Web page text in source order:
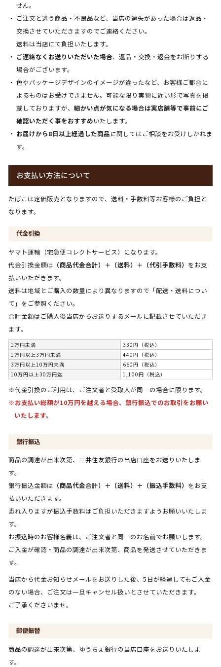
せん。
ご注文と違う商品・不良品など、当店の過失があった場合は返品・
交換させていただきますのでご連絡ください。
送料は当店にて負担いたします。
ご連絡なくお送りいただいた場合、返品・交換・返金をお断りする
場合がございます。
色やパッケージデザインのイメージが違ったなど、お客様ご都合に
よるものはお受けできません。可能な限り実物に近い形で写真を掲
載しておりますが、細かい点が気になる場合は実店舗等で事前にご
確認いただく事をおすすめいたします。
お届けから8日以上経過した商品に関してはご相談をお受けしかねま
す。
お支払い方法について
たばこは定価販売となりますので、送料・手数料等お客様のご負担と
なります。
代金引換
ヤマト運輸（宅急便コレクトサービス）になります。
代金引換金額は （商品代金合計）＋（送料）＋（代引手数料） をお支
払いいただきます。
送料は地域とご購入の数量により異なりますので「配送・送料につい
て」をご参照ください。
合計金額はご購入後当店からお送りするメールに記載させていただき
ます。
1万円未満
330円（税込）
1万円以上3万円未満
440円（税込）
3万円以上10万円未満
660円（税込）
10万円以上30万円迄
1,100円（税込）
※代金引換のご利用は、ご注文者と受取人が同一の場合に限ります。
※お支払い総額が10万円を越える場合、銀行振込でのお取引をお願い
いたします。
銀行振込
商品の調達が出来次第、三井住友銀行の当店口座をお送りいたしま
す。
銀行振込金額は （商品代金合計）＋（送料）＋（振込手数料） をお支
払いいただきます。
恐れ入りますが振込手数料はご負担いただきますようお願いいたしま
す。
お振込時のお客様名義は、ご注文者と同一のお名前でお願いします。
ご入金が確認・商品の調達が出来次第、商品を発送させていただきま
す。
当店から代金お知らせメールをお送りした後、5日が経過してもご入金
のない場合、ご注文は一旦キャンセル扱いとさせていただきます。
ご了承くださいませ。
郵便振替
商品の調達が出来次第、ゆうちょ銀行の当店口座をお送りいたしま
す。